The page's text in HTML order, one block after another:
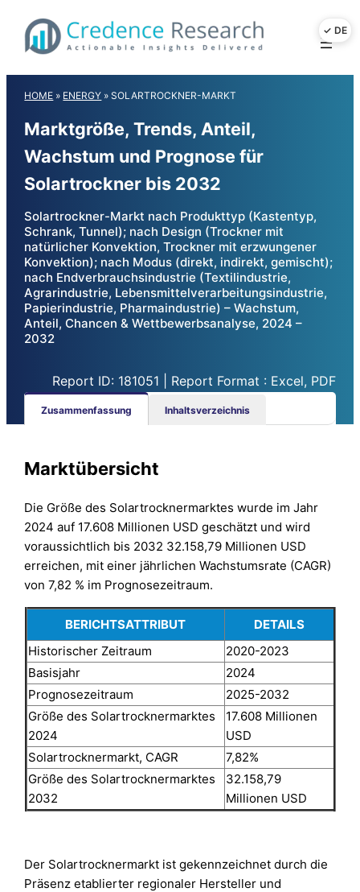
content
HOME » ENERGY »SOLARTROCKNER-MARKT
Marktgröße, Trends, Anteil,
Wachstum und Prognose für
Solartrockner bis 2032
Solartrockner-Markt nach Produkttyp (Kastentyp,
Schrank, Tunnel); nach Design (Trockner mit
natürlicher Konvektion, Trockner mit erzwungener
Konvektion); nach Modus (direkt, indirekt, gemischt);
nach Endverbrauchsindustrie (Textilindustrie,
Agrarindustrie, Lebensmittelverarbeitungsindustrie,
Papierindustrie, Pharmaindustrie) – Wachstum,
Anteil, Chancen & Wettbewerbsanalyse, 2024 –
2032
Report ID: 181051 | Report Format : Excel, PDF
Zusammenfassung Inhaltsverzeichnis
Marktübersicht
Die Größe des Solartrocknermarktes wurde im Jahr
2024 auf 17.608 Millionen USD geschätzt und wird
voraussichtlich bis 2032 32.158,79 Millionen USD
erreichen, mit einer jährlichen Wachstumsrate (CAGR)
von 7,82 % im Prognosezeitraum.
BERICHTSATTRIBUT
DETAILS
Historischer Zeitraum
2020-2023
Basisjahr
2024
Prognosezeitraum
2025-2032
Größe des Solartrocknermarktes
2024
17.608 Millionen
USD
Solartrocknermarkt, CAGR
7,82%
Größe des Solartrocknermarktes
2032
32.158,79
Millionen USD
Der Solartrocknermarkt ist gekennzeichnet durch die
Präsenz etablierter regionaler Hersteller und